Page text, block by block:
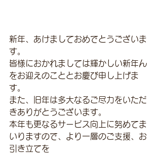
新年、あけましておめでとうございま
す。
皆様におかれましては輝かしい新年ん
をお迎えのこととお慶び申し上げま
す。
また、旧年は多大なるご尽力をいただ
きありがとうございます。
本年も更なるサービス向上に努めてま
いりますので、より一層のご支援、お
引き立てを